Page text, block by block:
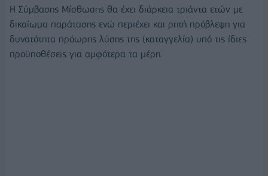
Η Σύμβασης Μίσθωσης θα έχει διάρκεια τριάντα ετών με
δικαίωμα παράτασης ενώ περιέχει και ρητή πρόβλεψη για
δυνατότητα πρόωρης λύσης της (καταγγελία) υπό τις ίδιες
προϋποθέσεις για αμφότερα τα μέρη.